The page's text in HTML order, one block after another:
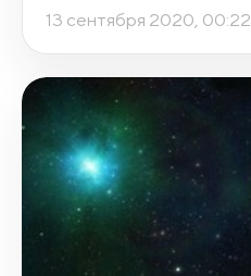
13 сентября 2020, 00:22